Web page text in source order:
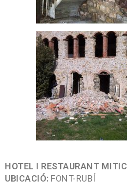
HOTEL I RESTAURANT MITIC
UBICACIÓ: FONT-RUBÍ